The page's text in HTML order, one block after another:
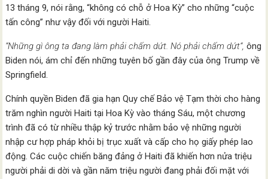
13 tháng 9, nói rằng, “không có chỗ ở Hoa Kỳ” cho những “cuộc
tấn công” như vậy đối với người Haiti.
“Những gì ông ta đang làm phải chấm dứt. Nó phải chấm dứt“,ông
Biden nói, ám chỉ đến những tuyên bố gần đây của ông Trump về
Springfield.
Chính quyền Biden đã gia hạn Quy chế Bảo vệ Tạm thời cho hàng
trăm nghìn người Haiti tại Hoa Kỳ vào tháng Sáu, một chương
trình đã có từ nhiều thập kỷ trước nhằm bảo vệ những người
nhập cư hợp pháp khỏi bị trục xuất và cấp cho họ giấy phép lao
động. Các cuộc chiến băng đảng ở Haiti đã khiến hơn nửa triệu
người phải di dời và gần năm triệu người đang phải đối mặt với